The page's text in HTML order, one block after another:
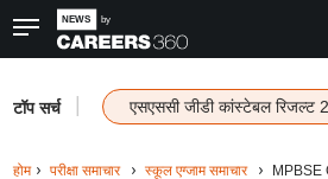
टॉप सर्च एसएससी जीडी कांस्टेबल रिजल्ट
होम परीक्षा समाचार स्कूल एग्जाम समाचार
MPBSE